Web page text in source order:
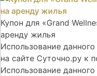
Купон для «Grand
аренду жилья
Использование
на сайте Суточно.ру к
Использование